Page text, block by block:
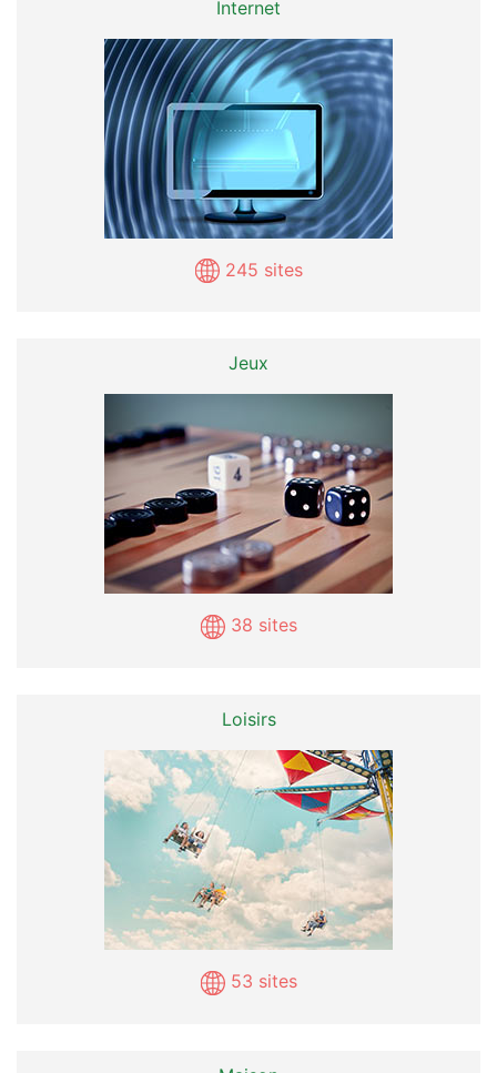
Internet
245 sites
Jeux
38 sites
Loisirs
53 sites